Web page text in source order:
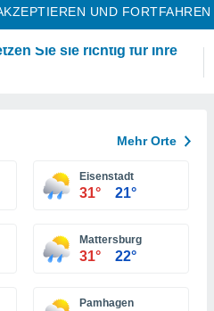
UND FORTFAHREN
Ihrem Garten ein zweites
Sie sie richtig für Ihre
Mehr Orte
Eisenstadt
31° 21°
Mattersburg
31° 22°
Pamhagen